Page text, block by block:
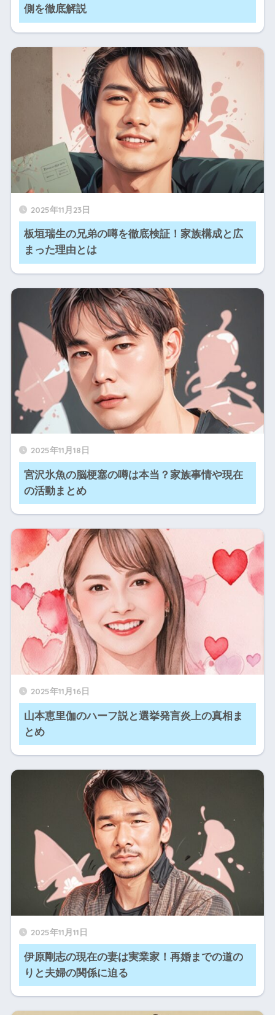
側を徹底解説
2025年11月23日
板垣瑞生の兄弟の噂を徹底検証！家族構成と広
まった理由とは
2025年11月18日
宮沢氷魚の脳梗塞の噂は本当？家族事情や現在
の活動まとめ
2025年11月16日
山本恵里伽のハーフ説と選挙発言炎上の真相ま
とめ
2025年11月11日
伊原剛志の現在の妻は実業家！再婚までの道の
りと夫婦の関係に迫る